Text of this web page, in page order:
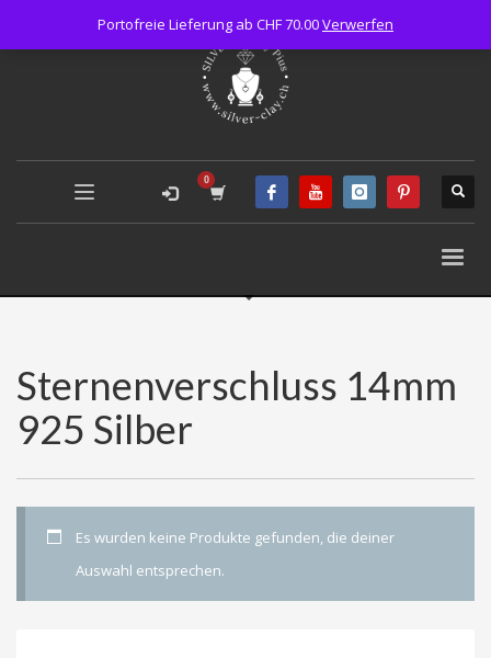
Sternenverschluss 14mm
925 Silber
Es wurden keine Produkte gefunden, die deiner
Auswahl entsprechen.
Portofreie Lieferung ab CHF 70.00Verwerfen